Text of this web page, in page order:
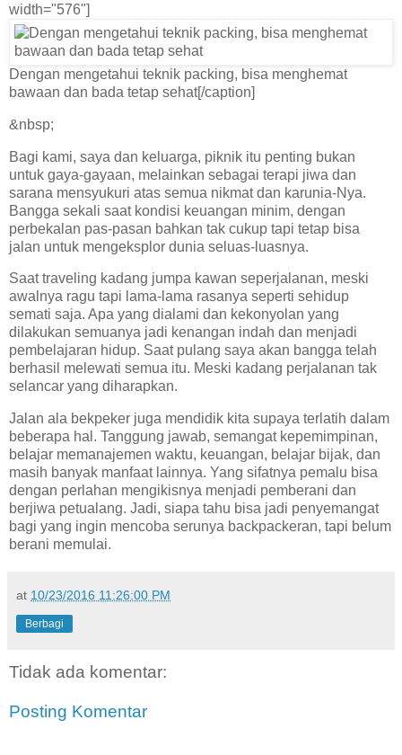
width="576"]
Dengan mengetahui teknik packing, bisa menghemat
bawaan dan bada tetap sehat[/caption]
&nbsp;
Bagi kami, saya dan keluarga, piknik itu penting bukan
untuk gaya-gayaan, melainkan sebagai terapi jiwa dan
sarana mensyukuri atas semua nikmat dan karunia-Nya.
Bangga sekali saat kondisi keuangan minim, dengan
perbekalan pas-pasan bahkan tak cukup tapi tetap bisa
jalan untuk mengeksplor dunia seluas-luasnya.
Saat traveling kadang jumpa kawan seperjalanan, meski
awalnya ragu tapi lama-lama rasanya seperti sehidup
semati saja. Apa yang dialami dan kekonyolan yang
dilakukan semuanya jadi kenangan indah dan menjadi
pembelajaran hidup. Saat pulang saya akan bangga telah
berhasil melewati semua itu. Meski kadang perjalanan tak
selancar yang diharapkan.
Jalan ala bekpeker juga mendidik kita supaya terlatih dalam
beberapa hal. Tanggung jawab, semangat kepemimpinan,
belajar memanajemen waktu, keuangan, belajar bijak, dan
masih banyak manfaat lainnya. Yang sifatnya pemalu bisa
dengan perlahan mengikisnya menjadi pemberani dan
berjiwa petualang. Jadi, siapa tahu bisa jadi penyemangat
bagi yang ingin mencoba serunya backpackeran, tapi belum
berani memulai.
at 10/23/2016 11:26:00 PM
Berbagi
Tidak ada komentar:
Posting Komentar